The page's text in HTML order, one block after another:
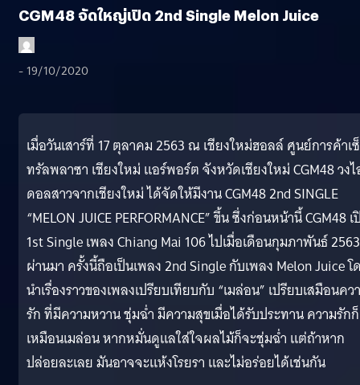
CGM48 จัดใหญ่เปิด 2nd Single Melon Juice
- 19/10/2020
เมื่อวันเสาร์ที่ 17 ตุลาคม 2563 ณ เชียงใหม่ฮอลล์ ศูนย์การค้าเ
ทรัลพลาซา เชียงใหม่ แอร์พอร์ต จังหวัดเชียงใหม่ CGM48 วง
ดอลสาวจากเชียงใหม่ ได้จัดให้มีงาน CGM48 2nd SINGLE
“MELON JUICE PERFORMANCE” ขึ้น ซึ่งก่อนหน้านี้ CGM48
1st Single เพลง Chiang Mai 106 ไปเมื่อเดือนกุมภาพันธ์
ผ่านมา ครั้งนี้ถือเป็นเพลง 2nd Single กับเพลง Melon Juice โ
นำเรื่องราวของเพลงเปรียบเทียบกับ “เมล่อน” เปรียบเสมือนคว
รัก ที่มีความหวาน ชุ่มฉ่ำ มีความสุขเมื่อได้รับประทาน ความรักก็
เหมือนเมล่อน หากหมั่นดูแลใส่ใจผลไม้ก็จะชุ่มฉ่ำ แต่ถ้าหาก
ปล่อยละเลย มันอาจจะแห้งโรยรา และไม่อร่อยได้เช่นกัน